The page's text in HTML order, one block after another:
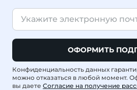
ОФОРМИТЬ
Конфиденциальность данных
можно отказаться в любой момент.
вы даете Согласие на получение